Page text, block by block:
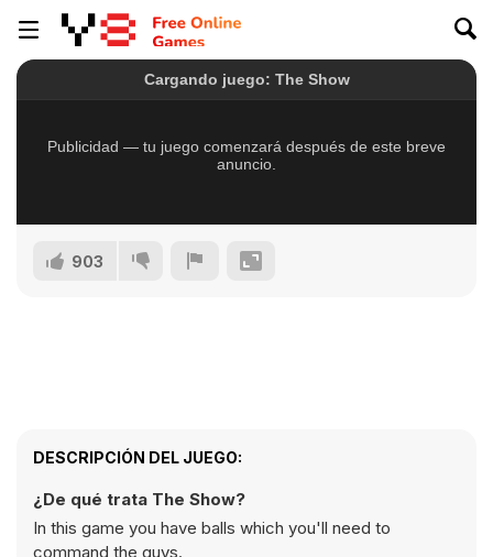
903
DESCRIPCIÓN DEL JUEGO:
¿De qué trata The Show?
In this game you have balls which you'll need to
command the guys.